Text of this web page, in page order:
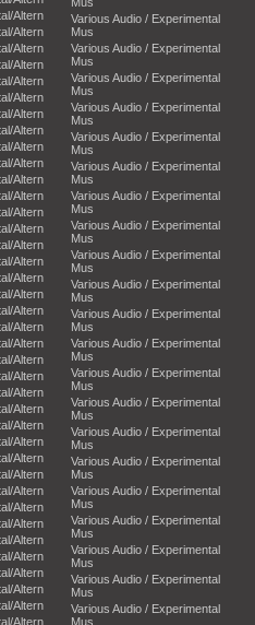
Altern
Altern
Altern
Altern
Altern
Altern
Altern
Altern
Altern
Altern
Altern
Altern
Altern
Altern
Altern
Altern
Altern
Altern
Altern
Altern
Altern
Altern
Altern
Altern
Altern
Altern
Altern
Altern
Altern
Altern
Altern
Altern
Altern
Altern
Altern
Altern
Altern
Altern
Various Audio / Experimental
Mus
Various Audio / Experimental
Mus
Various Audio / Experimental
Mus
Various Audio / Experimental
Mus
Various Audio / Experimental
Mus
Various Audio / Experimental
Mus
Various Audio / Experimental
Mus
Various Audio / Experimental
Mus
Various Audio / Experimental
Mus
Various Audio / Experimental
Mus
Various Audio / Experimental
Mus
Various Audio / Experimental
Mus
Various Audio / Experimental
Mus
Various Audio / Experimental
Mus
Various Audio / Experimental
Mus
Various Audio / Experimental
Mus
Various Audio / Experimental
Mus
Various Audio / Experimental
Mus
Various Audio / Experimental
Mus
Various Audio / Experimental
Mus
Various Audio / Experimental
Mus